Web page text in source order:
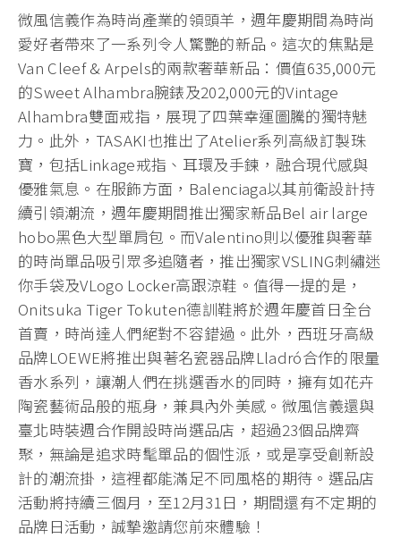
微風信義作為時尚產業的領頭羊，週年慶期間為時尚
愛好者帶來了一系列令人驚艷的新品。這次的焦點是
Van Cleef & Arpels的兩款奢華新品：價值635,000元
的Sweet Alhambra腕錶及202,000元的Vintage
Alhambra雙面戒指，展現了四葉幸運圖騰的獨特魅
力。此外，TASAKI也推出了Atelier系列高級訂製珠
寶，包括Linkage戒指、耳環及手鍊，融合現代感與
優雅氣息。在服飾方面，Balenciaga以其前衛設計持
續引領潮流，週年慶期間推出獨家新品Bel air large
hobo黑色大型單肩包。而Valentino則以優雅與奢華
的時尚單品吸引眾多追隨者，推出獨家VSLING刺繡迷
你手袋及VLogo Locker高跟涼鞋。值得一提的是，
Onitsuka Tiger Tokuten德訓鞋將於週年慶首日全台
首賣，時尚達人們絕對不容錯過。此外，西班牙高級
品牌LOEWE將推出與著名瓷器品牌Lladró合作的限量
香水系列，讓潮人們在挑選香水的同時，擁有如花卉
陶瓷藝術品般的瓶身，兼具內外美感。微風信義還與
臺北時裝週合作開設時尚選品店，超過23個品牌齊
聚，無論是追求時髦單品的個性派，或是享受創新設
計的潮流掛，這裡都能滿足不同風格的期待。選品店
活動將持續三個月，至12月31日，期間還有不定期的
品牌日活動，誠摯邀請您前來體驗！